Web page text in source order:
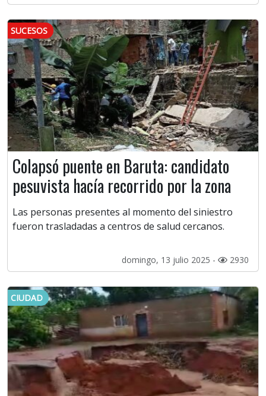
SUCESOS
Colapsó puente en Baruta: candidato
pesuvista hacía recorrido por la zona
Las personas presentes al momento del siniestro
fueron trasladadas a centros de salud cercanos.
domingo, 13 julio 2025 - 2930
CIUDAD